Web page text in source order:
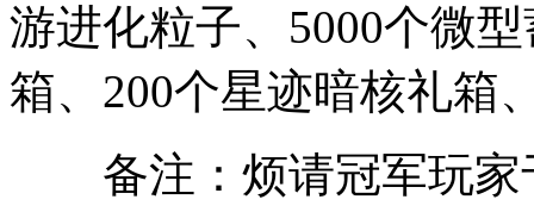
游进化粒子、5000个微
箱、200个星迹暗核礼箱
备注：烦请冠军玩家